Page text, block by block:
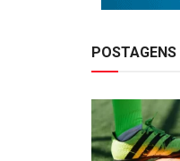
POSTAGENS